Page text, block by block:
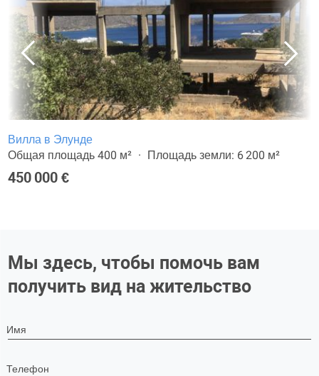
Вилла в Элунде
Общая площадь 400 м²
Площадь земли: 6 200 м²
450 000 €
Мы здесь, чтобы помочь вам
получить вид на жительство
Имя
Телефон